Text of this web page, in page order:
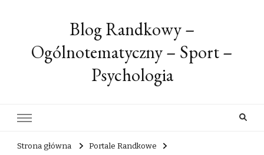
Blog Randkowy –
Ogólnotematyczny – Sport –
Psychologia
Strona główna
Portale Randkowe